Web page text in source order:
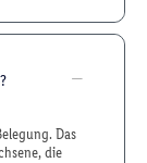
Das
die